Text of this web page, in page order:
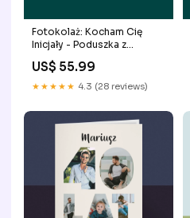
Fotokolaż: Kocham Cię
Inicjały - Poduszka z
US$ 55.99
★★★★★ 4.3 (28 reviews)